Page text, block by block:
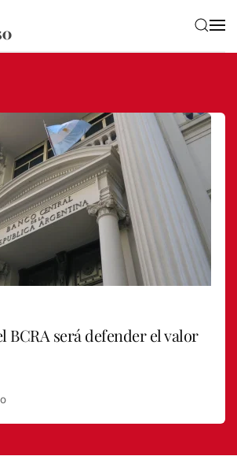
BCRA será defender el valor